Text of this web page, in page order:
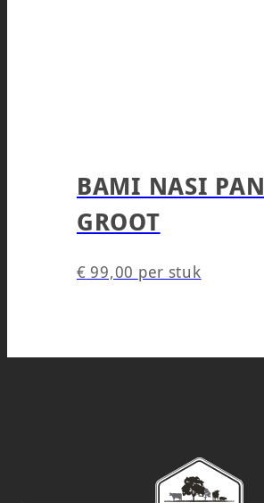
BAMI NASI PAN
GROOT
€ 99,00 per stuk